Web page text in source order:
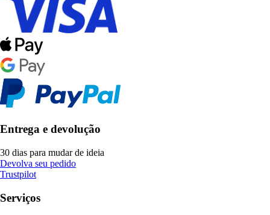
Entrega e devolução
30 dias para mudar de ideia
Devolva seu pedido
Trustpilot
Serviços